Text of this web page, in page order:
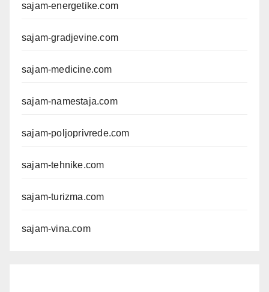
sajam-energetike.com
sajam-gradjevine.com
sajam-medicine.com
sajam-namestaja.com
sajam-poljoprivrede.com
sajam-tehnike.com
sajam-turizma.com
sajam-vina.com